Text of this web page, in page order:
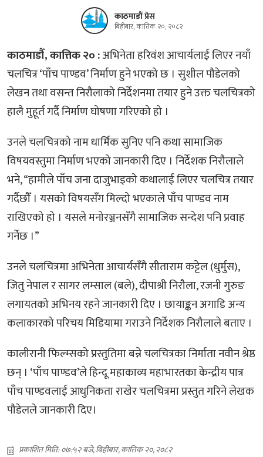
काठमाडौं प्रेस
बिहीबार, कात्तिक २०, २०८२
काठमाडौँ, कात्तिक २० :अभिनेता हरिवंश आचार्यलाई लिएर नयाँ
चलचित्र ‘पाँच पाण्डव’ निर्माण हुने भएको छ । सुशील पौडेलको
लेखन तथा वसन्त निरौलाको निर्देशनमा तयार हुने उक्त चलचित्रको
हालै मुहूर्त गर्दै निर्माण घोषणा गरिएको हो ।
उनले चलचित्रको नाम धार्मिक सुनिए पनि कथा सामाजिक
विषयवस्तुमा निर्माण भएको जानकारी दिए । निर्देशक निरौलाले
भने, “हामीले पाँच जना दाजुभाइको कथालाई लिएर चलचित्र तयार
गर्दैछौँ । यसको विषयसँग मिल्दो भएकाले पाँच पाण्डव नाम
राखिएको हो । यसले मनोरञ्जनसँगै सामाजिक सन्देश पनि प्रवाह
गर्नेछ ।”
उनले चलचित्रमा अभिनेता आचार्यसँगै सीताराम कट्टेल (धुर्मुस),
जितु नेपाल र सागर लम्साल (बले), दीपाश्री निरौला, रजनी गुरुङ
लगायतको अभिनय रहने जानकारी दिए । छायाङ्कन अगाडि अन्य
कलाकारको परिचय मिडियामा गराउने निर्देशक निरौलाले बताए ।
कालीरानी फिल्म्सको प्रस्तुतिमा बन्ने चलचित्रका निर्माता नवीन श्रेष्ठ
छन् । ‘पाँच पाण्डव’ले हिन्दू महाकाव्य महाभारतका केन्द्रीय पात्र
पाँच पाण्डवलाई आधुनिकता राखेर चलचित्रमा प्रस्तुत गरिने लेखक
पौडेलले जानकारी दिए।
प्रकाशित मिति: ०७:५२ बजे, बिहीबार, कात्तिक २०, २०८२